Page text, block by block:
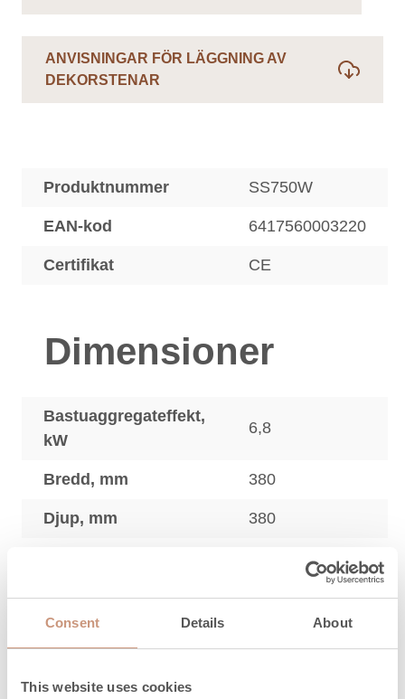
Consent Details About
This website uses cookies
ANVISNINGAR FÖR LÄGGNING AV
DEKORSTENAR
Produktnummer SS750W
EAN-kod 6417560003220
Certifikat CE
Dimensioner
Bastuaggregateffekt,
kW
6,8
Bredd, mm 380
Djup, mm 380
Vikt utan spisstenar,
kg